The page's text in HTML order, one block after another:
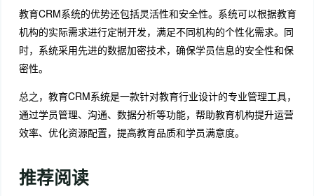
教育CRM系统的优势还包括灵活性和安全性。系统可以根据教育
机构的实际需求进行定制开发，满足不同机构的个性化需求。同
时，系统采用先进的数据加密技术，确保学员信息的安全性和保
密性。
总之，教育CRM系统是一款针对教育行业设计的专业管理工具，
通过学员管理、沟通、数据分析等功能，帮助教育机构提升运营
效率、优化资源配置，提高教育品质和学员满意度。
推荐阅读